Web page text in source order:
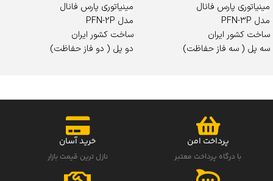
مینیاتوری پارس فانال
مدل PFN-3P
ساخت کشور ایران
سه پل ( سه فاز حفاظت)
مینیاتوری پارس فانال
مدل PFN-2P
ساخت کشور ایران
دو پل ( دو فاز حفاظت)
پرداخت امن
با درگاه پرداخت معتبر
خرید آسان
نازل ترین قیمت بازار